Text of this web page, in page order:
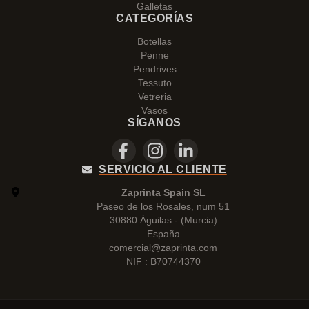
Galletas
CATEGORÍAS
Botellas
Penne
Pendrives
Tessuto
Vetreria
Vasos
SÍGANOS
SERVICIO AL CLIENTE
Zaprinta Spain SL
Paseo de los Rosales, num 51
30880 Águilas - (Murcia)
España
comercial@zaprinta.com
NIF : B70744370